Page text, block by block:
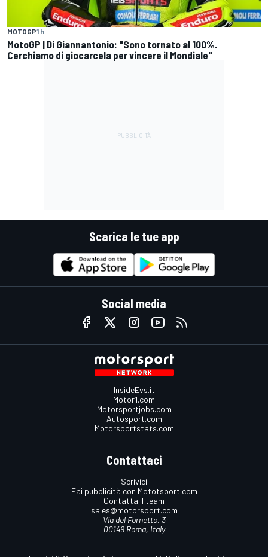
MOTOGP1 h
MotoGP | Di Giannantonio: "Sono tornato al 100%.
Cerchiamo di giocarcela per vincere il Mondiale"
Scarica le tue app
Social media
InsideEvs.it
Motor1.com
Motorsportjobs.com
Autosport.com
Motorsportstats.com
Contattaci
Scrivici
Fai pubblicità con Mototsport.com
Contatta il team
sales@motorsport.com
Via del Fornetto, 3
00149 Roma, Italy